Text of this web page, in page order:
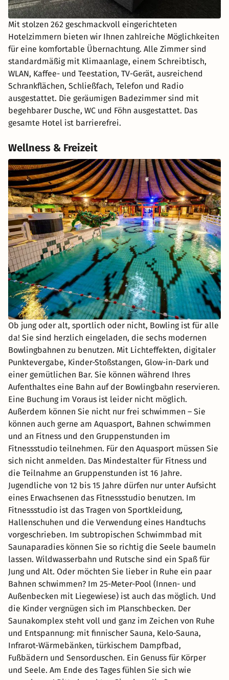
Mit stolzen 262 geschmackvoll eingerichteten
Hotelzimmern bieten wir Ihnen zahlreiche Möglichkeiten
für eine komfortable Übernachtung. Alle Zimmer sind
standardmäßig mit Klimaanlage, einem Schreibtisch,
WLAN, Kaffee- und Teestation, TV-Gerät, ausreichend
Schrankflächen, Schließfach, Telefon und Radio
ausgestattet. Die geräumigen Badezimmer sind mit
begehbarer Dusche, WC und Föhn ausgestattet. Das
gesamte Hotel ist barrierefrei.
Wellness & Freizeit
Ob jung oder alt, sportlich oder nicht, Bowling ist für alle
da! Sie sind herzlich eingeladen, die sechs modernen
Bowlingbahnen zu benutzen. Mit Lichteffekten, digitaler
Punktevergabe, Kinder-Stoßstangen, Glow-in-Dark und
einer gemütlichen Bar. Sie können während Ihres
Aufenthaltes eine Bahn auf der Bowlingbahn reservieren.
Eine Buchung im Voraus ist leider nicht möglich.
Außerdem können Sie nicht nur frei schwimmen – Sie
können auch gerne am Aquasport, Bahnen schwimmen
und an Fitness und den Gruppenstunden im
Fitnessstudio teilnehmen. Für den Aquasport müssen Sie
sich nicht anmelden. Das Mindestalter für Fitness und
die Teilnahme an Gruppenstunden ist 16 Jahre.
Jugendliche von 12 bis 15 Jahre dürfen nur unter Aufsicht
eines Erwachsenen das Fitnessstudio benutzen. Im
Fitnessstudio ist das Tragen von Sportkleidung,
Hallenschuhen und die Verwendung eines Handtuchs
vorgeschrieben. Im subtropischen Schwimmbad mit
Saunaparadies können Sie so richtig die Seele baumeln
lassen. Wildwasserbahn und Rutsche sind ein Spaß für
Jung und Alt. Oder möchten Sie lieber in Ruhe ein paar
Bahnen schwimmen? Im 25-Meter-Pool (Innen- und
Außenbecken mit Liegewiese) ist auch das möglich. Und
die Kinder vergnügen sich im Planschbecken. Der
Saunakomplex steht voll und ganz im Zeichen von Ruhe
und Entspannung: mit finnischer Sauna, Kelo-Sauna,
Infrarot-Wärmebänken, türkischem Dampfbad,
Fußbädern und Sensorduschen. Ein Genuss für Körper
und Seele. Am Ende des Tages fühlen Sie sich wie